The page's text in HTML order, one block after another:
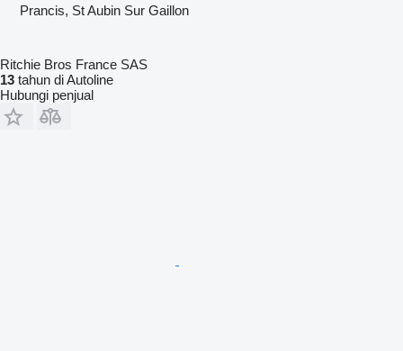
Prancis, St Aubin Sur Gaillon
Ritchie Bros France SAS
13 tahun di Autoline
Hubungi penjual